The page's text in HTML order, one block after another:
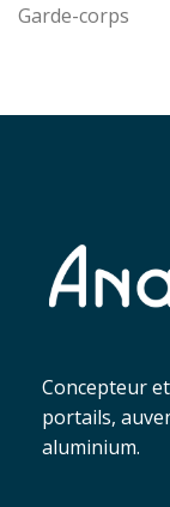
Garde-corps
Concepteur
portails,
aluminium.